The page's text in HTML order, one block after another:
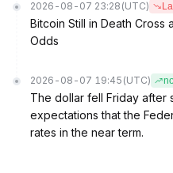
2026-08-07 23:28 (UTC)
Bitcoin Still in Death Cross
Odds
2026-08-07 19:45 (UTC)
The dollar fell Friday after
expectations that the
rates in the near term.